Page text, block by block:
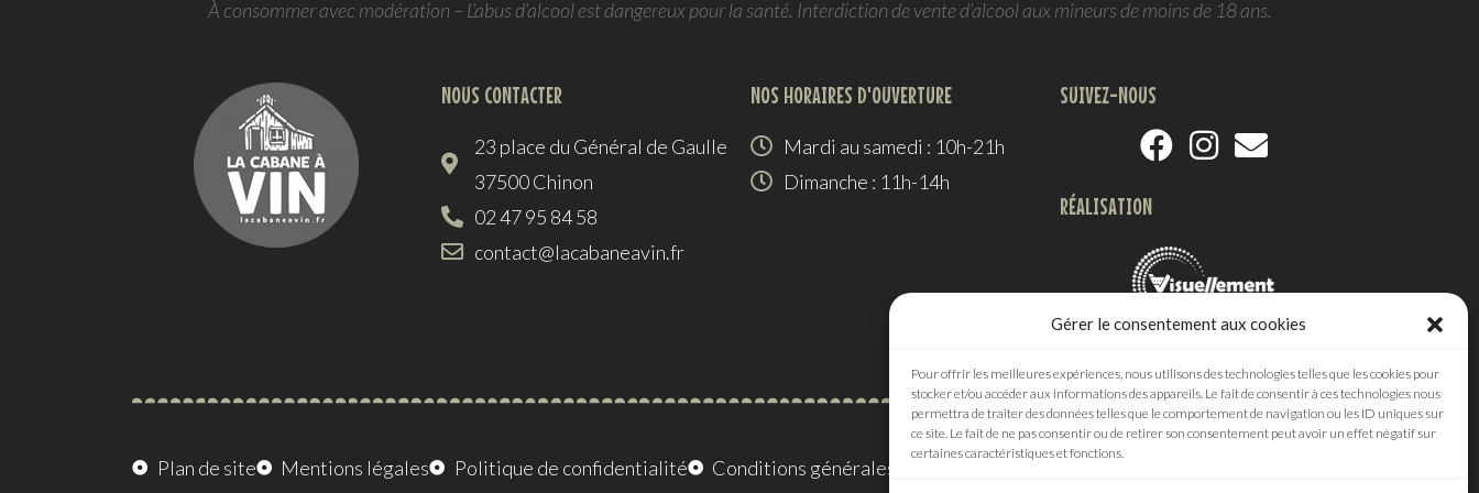
Gérer le consentement aux cookies
Pour offrir les meilleures expériences, nous utilisons des technologies telles que les cookies pour
stocker et/ou accéder aux informations des appareils. Le fait de consentir à ces technologies nous
permettra de traiter des données telles que le comportement de navigation ou les ID uniques sur
ce site. Le fait de ne pas consentir ou de retirer son consentement peut avoir un effet négatif sur
certaines caractéristiques et fonctions.
À consommer avec modération – L’abus d’alcool est dangereux pour la santé. Interdiction de vente d’alcool aux mineurs de moins de 18 ans.
NOUS CONTACTER
23 place du Général de Gaulle
37500 Chinon
02 47 95 84 58
contact@lacabaneavin.fr
NOS HORAIRES D'OUVERTURE
Mardi au samedi : 10h-21h
Dimanche : 11h-14h
SUIVEZ-NOUS
RÉALISATION
Plan de site Mentions légales Politique de confidentialité Conditions générales de ventes